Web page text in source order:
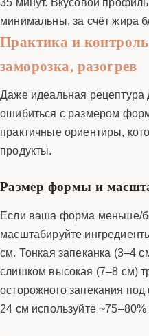
минимальны, за счёт жира
Практика и
заморозка, разогрев
Даже идеальная рецептура
ошибиться с размером
практичные ориентиры,
продукты.
Размер формы и
Если ваша форма меньше/
масштабируйте
см. Тонкая запеканка (3–4
слишком высокая (7–8 см)
осторожного запекания
24 см используйте